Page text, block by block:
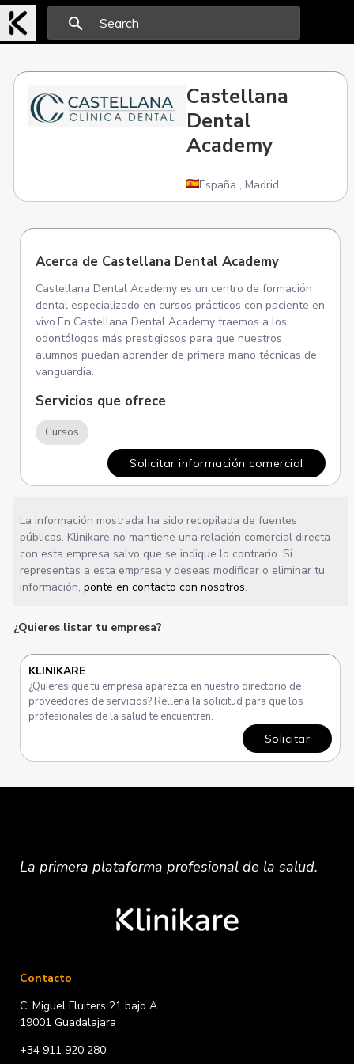
search
Castellana
Dental
Academy
España , Madrid
Acerca de Castellana Dental Academy
Castellana Dental Academy es un centro de formación
dental especializado en cursos prácticos con paciente en
vivo.En Castellana Dental Academy traemos a los
odontólogos más prestigiosos para que nuestros
alumnos puedan aprender de primera mano técnicas de
vanguardia.
Servicios que ofrece
Cursos
Solicitar información comercial
La información mostrada ha sido recopilada de fuentes
públicas. Klinikare no mantiene una relación comercial directa
con esta empresa salvo que se indique lo contrario. Si
representas a esta empresa y deseas modificar o eliminar tu
información,ponte en contacto con nosotros.
¿Quieres listar tu empresa?
KLINIKARE
¿Quieres que tu empresa aparezca en nuestro directorio de
proveedores de servicios? Rellena la solicitud para que los
profesionales de la salud te encuentren.
Solicitar
La primera plataformaprofesionalde la salud.
Contacto
C. Miguel Fluiters 21 bajo A
19001 Guadalajara
+34 911 920 280